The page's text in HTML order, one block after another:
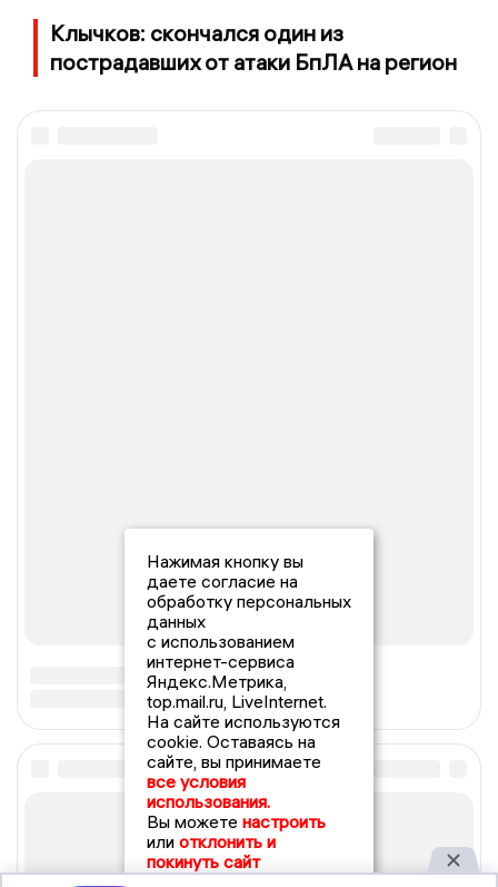
Клычков: скончался один из
пострадавших от атаки БпЛА на регион
Нажимая кнопку вы
даете согласие на
обработку персональных
данных
с использованием
интернет-сервиса
Яндекс.Метрика,
top.mail.ru, LiveInternet.
На сайте используются
cookie. Оставаясь на
сайте, вы принимаете
все условия
использования.
Вы можете настроить
или отклонить и
покинуть сайт